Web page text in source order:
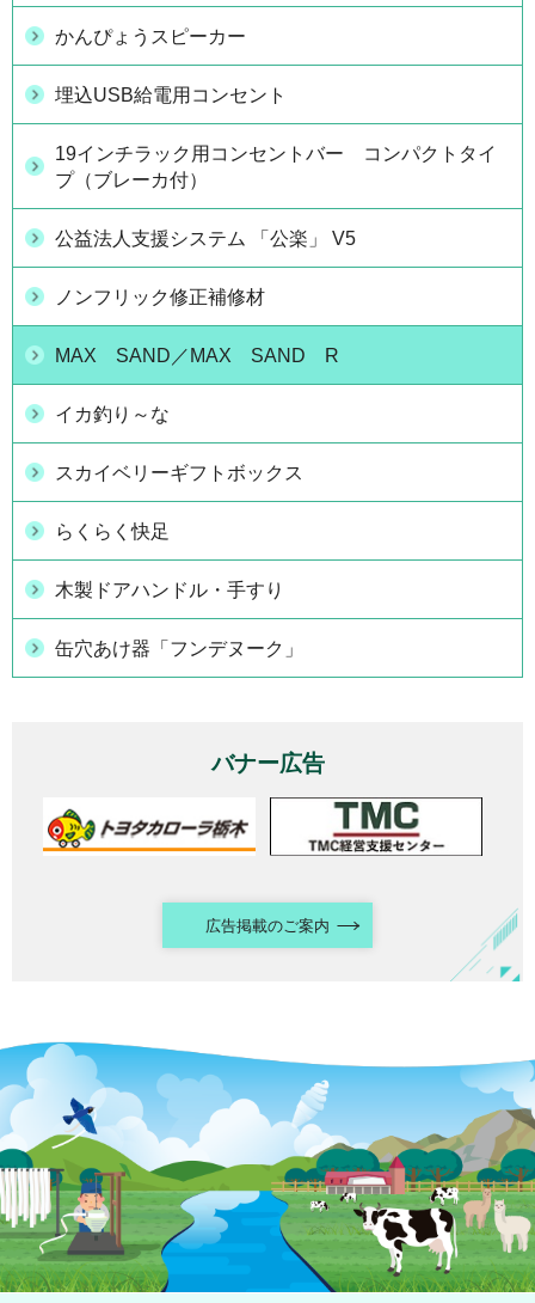
かんぴょうスピーカー
埋込USB給電用コンセント
19インチラック用コンセントバー コンパクトタイ
プ（ブレーカ付）
公益法人支援システム 「公楽」 V5
ノンフリック修正補修材
MAX SAND／MAX SAND R
イカ釣り～な
スカイベリーギフトボックス
らくらく快足
木製ドアハンドル・手すり
缶穴あけ器「フンデヌーク」
バナー広告
広告掲載のご案内